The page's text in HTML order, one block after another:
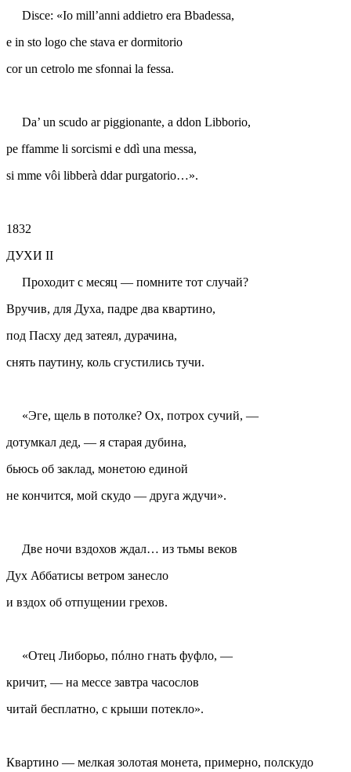
Disce: «Io mill’anni addietro era Bbadessa,
e in sto logo che stava er dormitorio
cor un cetrolo me sfonnai la fessa.
Da’ un scudo ar piggionante, a ddon Libborio,
pe ffamme li sorcismi e ddì una messa,
si mme vôi libberà ddar purgatorio…».
1832
ДУХИ II
Проходит с месяц — помните тот случай?
Вручив, для Духа, падре два квартино,
под Пасху дед затеял, дурачина,
снять паутину, коль сгустились тучи.
«Эге, щель в потолке? Ох, потрох сучий, —
дотумкал дед, — я старая дубина,
бьюсь об заклад, монетою единой
не кончится, мой скудо — друга ждучи».
Две ночи вздохов ждал… из тьмы веков
Дух Аббатисы ветром занесло
и вздох об отпущении грехов.
«Отец Либорьо, пóлно гнать фуфло, —
кричит, — на мессе завтра часослов
читай бесплатно, с крыши потекло».
Квартино — мелкая золотая монета, примерно, полскудо